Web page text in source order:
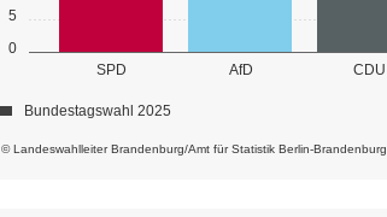
0
5
SPD AfD CDU
© Landeswahlleiter Brandenburg/Amt für Statistik Berlin-Brandenburg
Bundestagswahl 2025